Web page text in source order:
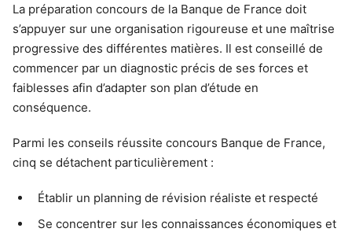
La préparation concours de la Banque de France doit
s’appuyer sur une organisation rigoureuse et une maîtrise
progressive des différentes matières. Il est conseillé de
commencer par un diagnostic précis de ses forces et
faiblesses afin d’adapter son plan d’étude en
conséquence.
Parmi les conseils réussite concours Banque de France,
cinq se détachent particulièrement :
Établir un planning de révision réaliste et respecté
Se concentrer sur les connaissances économiques et